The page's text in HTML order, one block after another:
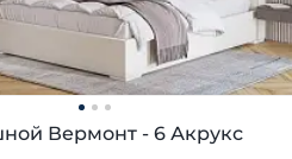
Вермонт - 6 Акрукс